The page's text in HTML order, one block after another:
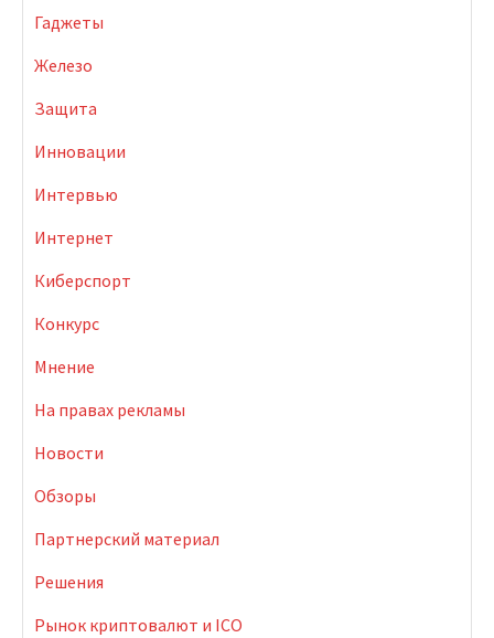
Гаджеты
Железо
Защита
Инновации
Интервью
Интернет
Киберспорт
Конкурс
Мнение
На правах рекламы
Новости
Обзоры
Партнерский материал
Решения
Рынок криптовалют и ICO